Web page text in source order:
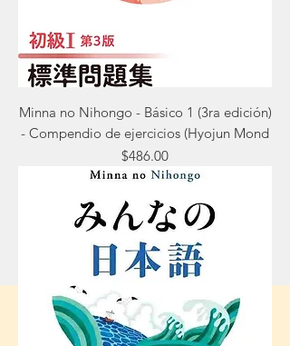
Minna no Nihongo - Básico 1 (3ra edición)
- Compendio de ejercicios (Hyojun Mond
Precio
$486.00